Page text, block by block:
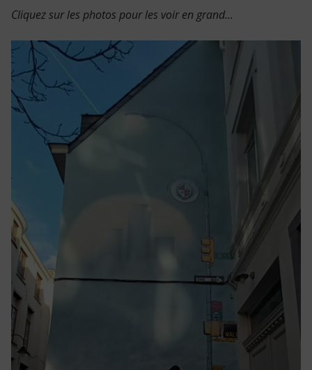
Cliquez sur les photos pour les voir en grand…